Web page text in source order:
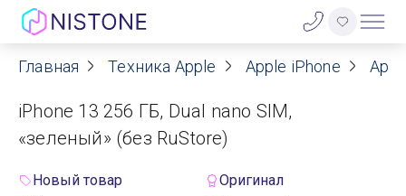
Акции
О нас
Главная Техника Apple Apple iPhone
iPhone 13 256 ГБ, Dual nano SIM,
«зеленый» (без RuStore)
Новый товар
Оригинал